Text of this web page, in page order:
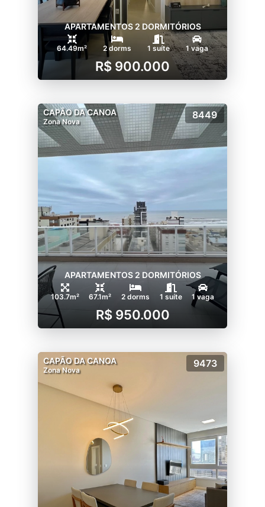
APARTAMENTOS 2 DORMITÓRIOS
64.49m² 2 dorms 1 suíte 1 vaga
R$ 900.000
CAPÃO DA CANOA
Zona Nova
8449
APARTAMENTOS 2 DORMITÓRIOS
103.7m² 67.1m² 2 dorms 1 suíte 1 vaga
R$ 950.000
CAPÃO DA CANOA
Zona Nova
9473